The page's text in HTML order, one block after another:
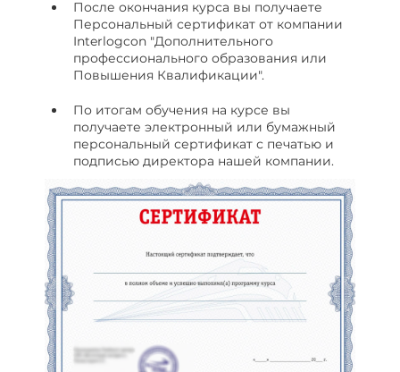
После окончания курса вы получаете
Персональный сертификат от компании
Interlogcon "Дополнительного
профессионального образования или
Повышения Квалификации".
По итогам обучения на курсе вы
получаете электронный или бумажный
персональный сертификат с печатью и
подписью директора нашей компании.